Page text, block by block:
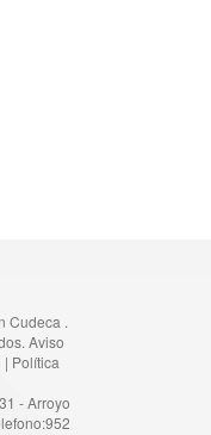
Cudeca .
Aviso
| Política
- Arroyo